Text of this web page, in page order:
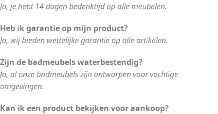
Ja, je hebt 14 dagen bedenktijd op alle meubelen.
Heb ik garantie op mijn product?
Ja, wij bieden wettelijke garantie op alle artikelen.
Zijn de badmeubels waterbestendig?
Ja, al onze badmeubels zijn ontworpen voor vochtige
omgevingen.
Kan ik een product bekijken voor aankoop?